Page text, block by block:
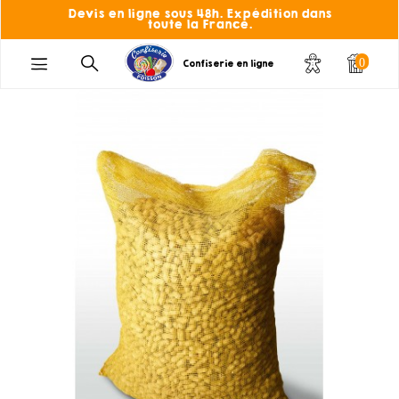
Devis en ligne sous 48h. Expédition dans
toute la France.
Confiserie en ligne 0